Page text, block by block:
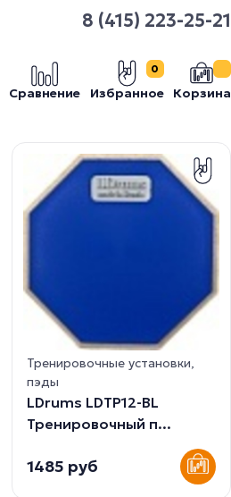
8 (415) 223-25-21
Сравнение Избранное
0
Корзина
Тренировочные установки,
пэды
LDrums LDTP12-BL
Тренировочный п...
1485 руб